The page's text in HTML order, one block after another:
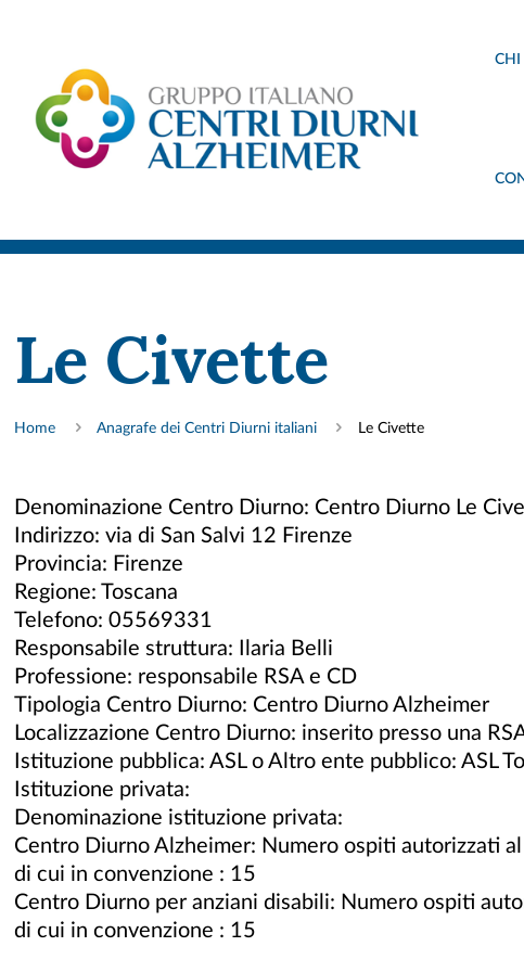
CHI
Le Civette
Home Anagrafe dei Centri Diurni italiani Le Civette
Denominazione Centro Diurno: Centro Diurno Le
Indirizzo: via di San Salvi 12 Firenze
Provincia: Firenze
Regione: Toscana
Telefono: 05569331
Responsabile struttura: Ilaria Belli
Professione: responsabile RSA e CD
Tipologia Centro Diurno: Centro Diurno Alzheimer
Localizzazione Centro Diurno: inserito presso una
Istituzione pubblica: ASL o Altro ente pubblico: ASL
Istituzione privata:
Denominazione istituzione privata:
Centro Diurno Alzheimer: Numero ospiti autorizzati
di cui in convenzione : 15
Centro Diurno per anziani disabili: Numero ospiti
di cui in convenzione : 15